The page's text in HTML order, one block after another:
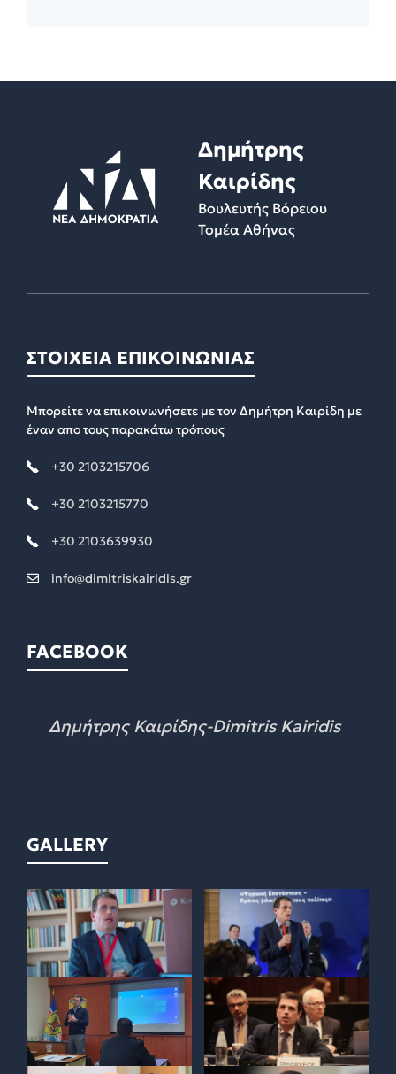
Δημήτρης
Καιρίδης
Βουλευτής Βόρειου
Τομέα Αθήνας
ΣΤΟΙΧΕΙΑ ΕΠΙΚΟΙΝΩΝΙΑΣ
Μπορείτε να επικοινωνήσετε με τον Δημήτρη Καιρίδη με
έναν απο τους παρακάτω τρόπους
+30 2103215706
+30 2103215770
+30 2103639930
info@dimitriskairidis.gr
FACEBOOK
Δημήτρης Καιρίδης-Dimitris Kairidis
GALLERY